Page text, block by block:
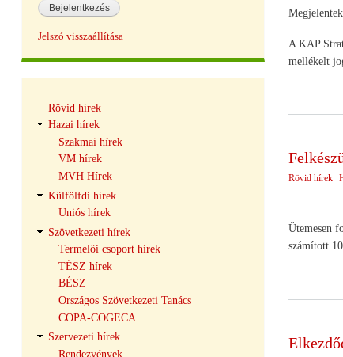
A KAP
mellékelt
Rövid hírek
Ütemesen
számított
Jelszó visszaállítása
navigáció
Rövid hírek
Hazai hírek
Szakmai hírek
VM hírek
MVH Hírek
Külfölfdi hírek
Uniós hírek
Szövetkezeti hírek
Termelői csoport hírek
TÉSZ hírek
BÉSZ
Országos Szövetkezeti Tanács
COPA-COGECA
Szervezeti hírek
Rendezvények